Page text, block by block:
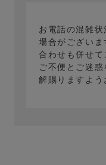
お電話の混雑
場合がございま
合わせも併せて
ご不便とご迷
解賜りますよう